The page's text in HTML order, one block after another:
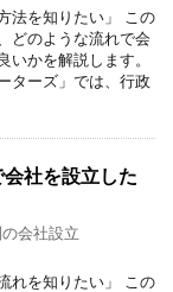
法を知りたい」 この
どのような流れで会
いかを解説します。
ターズ」では、行政
社を設立した
会社設立
れを知りたい」 この